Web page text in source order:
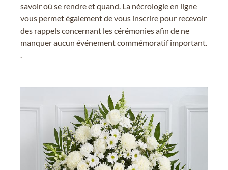
savoir où se rendre et quand. La nécrologie en ligne
vous permet également de vous inscrire pour recevoir
des rappels concernant les cérémonies afin de ne
manquer aucun événement commémoratif important.